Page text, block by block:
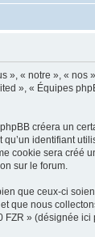
« notre », « nos
», « Équipes
créera un
identifiant
cookie sera créé
sur le forum.
que ceux-ci
nous
» (désignée